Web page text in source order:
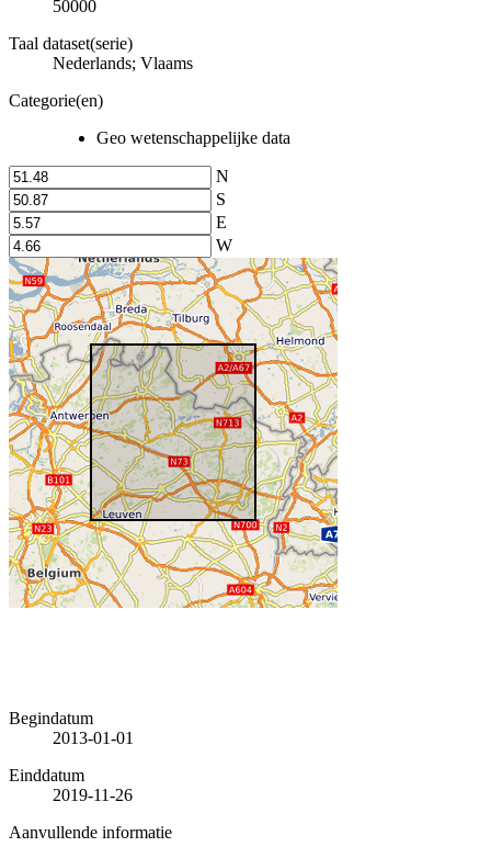
50000
Taal dataset(serie)
Nederlands; Vlaams
Categorie(en)
Geo wetenschappelijke data
N
S
E
W
Begindatum
2013-01-01
Einddatum
2019-11-26
Aanvullende informatie